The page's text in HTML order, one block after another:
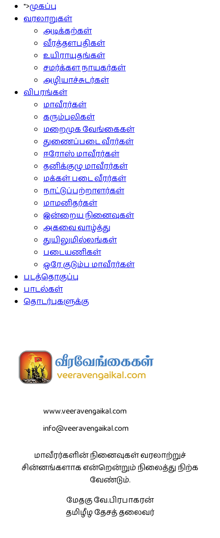
">முகப்பு
வரலாறுகள்
அடிக்கற்கள்
வீரத்தளபதிகள்
உயிராயுதங்கள்
சமர்க்கள நாயகர்கள்
அழியாச்சுடர்கள்
விபரங்கள்
மாவீரர்கள்
கரும்புலிகள்
மறைமுக வேங்கைகள்
துணைப்படை வீரர்கள்
ஈரோஸ் மாவீரர்கள்
தனிக்குழு மாவீரர்கள்
மக்கள் படை வீரர்கள்
நாட்டுப்பற்றாளர்கள்
மாமனிதர்கள்
இன்றைய நினைவுகள்
அகவை வாழ்த்து
துயிலுமில்லங்கள்
படையணிகள்
ஒரே குடும்ப மாவீரர்கள்
படத்தொகுப்பு
பாடல்கள்
தொடர்புகளுக்கு
www.veeravengaikal.com
info@veeravengaikal.com
மாவீரர்களின் நினைவுகள் வரலாற்றுச்
சின்னங்களாக என்றென்றும் நிலைத்து நிற்க
வேண்டும்.
மேதகு வே.பிரபாகரன்
தமிழீழ தேசத் தலைவர்